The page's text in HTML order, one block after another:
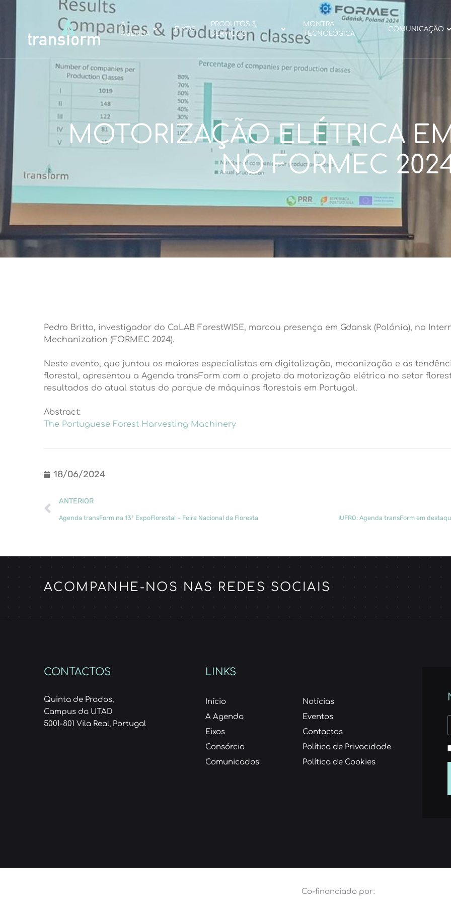
A
AGENDA
EIXOS
PRODUTOS &
SERVIÇOS
MONTRA
TECNOLÓGICA
COMUNICAÇÃO
MOTORIZAÇÃO ELÉTRICA
NO FORMEC
Pedro Britto, investigador do CoLAB ForestWISE, marcou presença em Gdansk (Polónia), no
Mechanization (FORMEC 2024).
Neste evento, que juntou os maiores especialistas em digitalização, mecanização e as
florestal, apresentou a Agenda transForm com o projeto da motorização elétrica no setor
resultados do atual status do parque de máquinas florestais em Portugal.
Abstract:
The Portuguese Forest Harvesting Machinery
18/06/2024
ANTERIOR
Agenda transForm na 13ª ExpoFlorestal – Feira Nacional da Floresta
ACOMPANHE-NOS NAS REDES SOCIAIS
CONTACTOS
Quinta de Prados,
Campus da UTAD
5001-801 Vila Real, Portugal
LINKS
Início
A Agenda
Eixos
Consórcio
Comunicados
Notícias
Eventos
Contactos
Política de Privacidade
Política de Cookies
Co-financiado por: